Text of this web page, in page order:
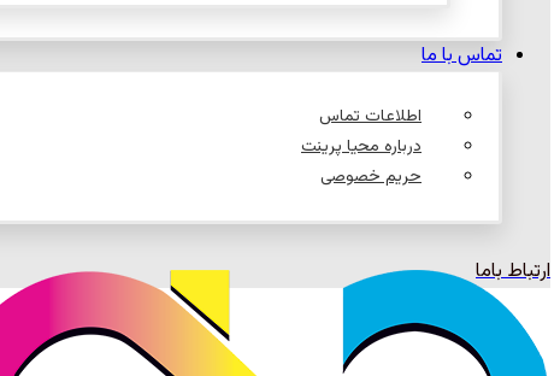
تماس با ما
اطلاعات تماس
درباره محیا پرینت
حریم خصوصی
ارتباط باما